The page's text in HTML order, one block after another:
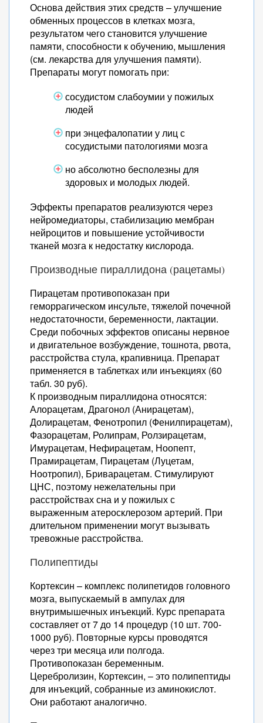
Основа действия этих средств – улучшение
обменных процессов в клетках мозга,
результатом чего становится улучшение
памяти, способности к обучению, мышления
(см. лекарства для улучшения памяти).
Препараты могут помогать при:
сосудистом слабоумии у пожилых
людей
при энцефалопатии у лиц с
сосудистыми патологиями мозга
но абсолютно бесполезны для
здоровых и молодых людей.
Эффекты препаратов реализуются через
нейромедиаторы, стабилизацию мембран
нейроцитов и повышение устойчивости
тканей мозга к недостатку кислорода.
Производные пираллидона (рацетамы)
Пирацетам противопоказан при
геморрагическом инсульте, тяжелой почечной
недостаточности, беременности, лактации.
Среди побочных эффектов описаны нервное
и двигательное возбуждение, тошнота, рвота,
расстройства стула, крапивница. Препарат
применяется в таблетках или инъекциях (60
табл. 30 руб).
К производным пираллидона относятся:
Алорацетам, Драгонол (Анирацетам),
Долирацетам, Фенотропил (Фенилпирацетам),
Фазорацетам, Ролипрам, Ролзирацетам,
Имурацетам, Нефирацетам, Ноопепт,
Прамирацетам, Пирацетам (Луцетам,
Ноотропил), Бриварацетам. Стимулируют
ЦНС, поэтому нежелательны при
расстройствах сна и у пожилых с
выраженным атеросклерозом артерий. При
длительном применении могут вызывать
тревожные расстройства.
Полипептиды
Кортексин – комплекс полипетидов головного
мозга, выпускаемый в ампулах для
внутримышечных инъекций. Курс препарата
составляет от 7 до 14 процедур (10 шт. 700-
1000 руб). Повторные курсы проводятся
через три месяца или полгода.
Противопоказан беременным.
Церебролизин, Кортексин, – это полипептиды
для инъекций, собранные из аминокислот.
Они работают аналогично.